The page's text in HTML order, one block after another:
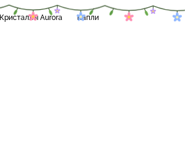
Кристаллы Aurora Капли